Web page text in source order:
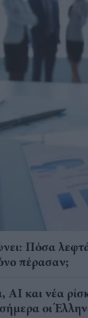
Πόσα
πέρασαν;
AI και νέα
οι